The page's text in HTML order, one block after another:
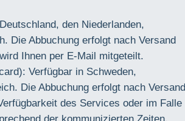
den Niederlanden,
Die Abbuchung erfolgt nach Versand
Ihnen per E-Mail mitgeteilt.
Verfügbar in Schweden,
Die Abbuchung erfolgt nach Versand
des Services oder im Falle